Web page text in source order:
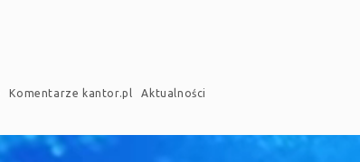
Komentarze kantor.pl Aktualności